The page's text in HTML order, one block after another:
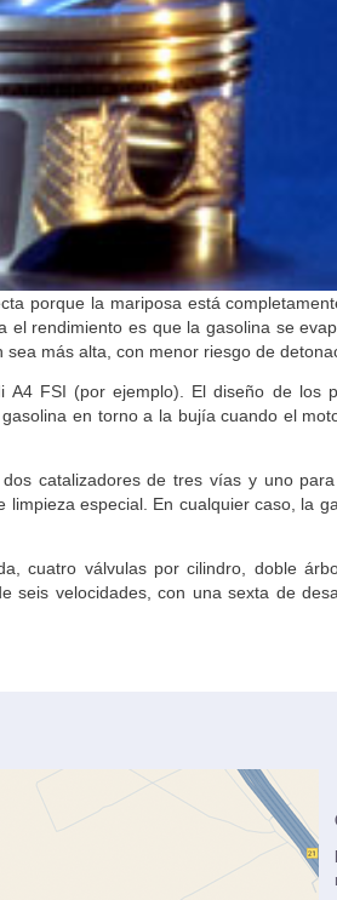
porque la mariposa está
el rendimiento es que la gasolina se
más alta, con menor riesgo de
A4 FSI (por ejemplo). El diseño de los
en torno a la bujía cuando el
catalizadores de tres vías y uno
especial. En cualquier caso, la
cuatro válvulas por cilindro, doble
seis velocidades, con una sexta de